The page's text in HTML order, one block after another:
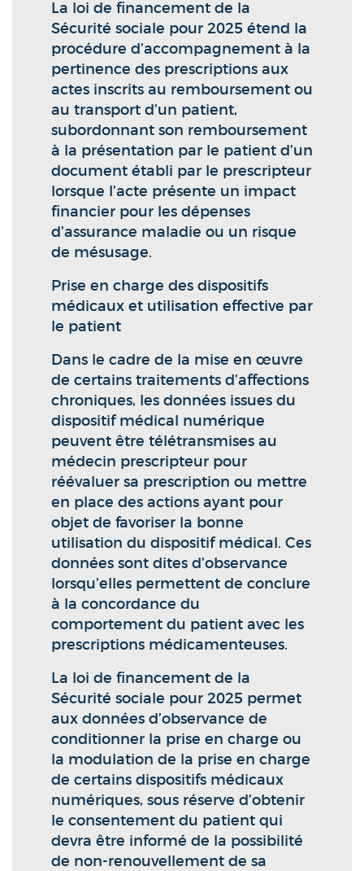
La loi de financement de la
Sécurité sociale pour 2025 étend la
procédure d’accompagnement à la
pertinence des prescriptions aux
actes inscrits au remboursement ou
au transport d’un patient,
subordonnant son remboursement
à la présentation par le patient d’un
document établi par le prescripteur
lorsque l’acte présente un impact
financier pour les dépenses
d’assurance maladie ou un risque
de mésusage.
Prise en charge des dispositifs
médicaux et utilisation effective par
le patient
Dans le cadre de la mise en œuvre
de certains traitements d’affections
chroniques, les données issues du
dispositif médical numérique
peuvent être télétransmises au
médecin prescripteur pour
réévaluer sa prescription ou mettre
en place des actions ayant pour
objet de favoriser la bonne
utilisation du dispositif médical. Ces
données sont dites d’observance
lorsqu’elles permettent de conclure
à la concordance du
comportement du patient avec les
prescriptions médicamenteuses.
La loi de financement de la
Sécurité sociale pour 2025 permet
aux données d’observance de
conditionner la prise en charge ou
la modulation de la prise en charge
de certains dispositifs médicaux
numériques, sous réserve d’obtenir
le consentement du patient qui
devra être informé de la possibilité
de non-renouvellement de sa